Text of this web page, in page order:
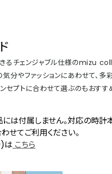
るチェンジャブル仕様のmizu
分やファッションにあわせて、多
セプトに合わせて選ぶのもおすす
は付属しません。対応の時計
せてご利用ください。
は こちら